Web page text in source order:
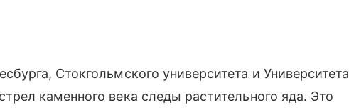
Стокгольмского университета и Университета
каменного века следы растительного яда. Это